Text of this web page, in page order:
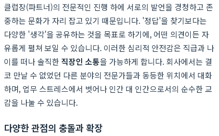
클럽장(파트너)의 전문적인 진행 하에 서로의 발언을 경청하고 존
중하는 문화가 자리 잡고 있기 때문입니다. '정답'을 찾기보다는
다양한 '생각'을 공유하는 것을 목표로 하기에, 어떤 의견이든 자
유롭게 펼쳐 보일 수 있습니다. 이러한 심리적 안전감은 직급과 나
이를 떠나 솔직한 직장인 소통을 가능하게 합니다. 회사에서는 결
코 만날 수 없었던 다른 분야의 전문가들과 동등한 위치에서 대화
하며, 업무 스트레스에서 벗어나 인간 대 인간으로서의 순수한 교
감을 나눌 수 있습니다.
다양한 관점의 충돌과 확장